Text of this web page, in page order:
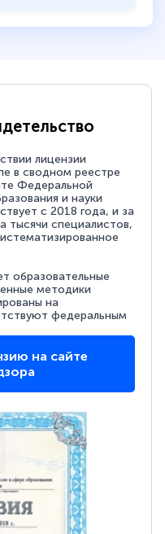
лицензии
в сводном реестре
Федеральной
и науки
с 2018 года, и за
тысячи специалистов,
образовательные
методики
на
федеральным
на сайте